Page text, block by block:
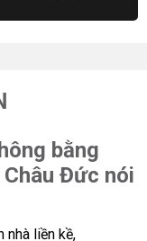
bằng
Châu Đức nói